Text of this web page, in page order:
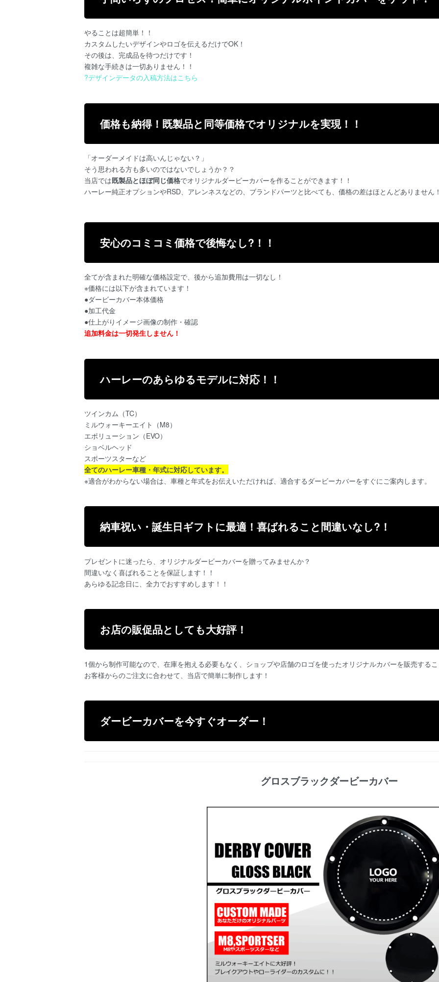
やることは超簡単！！
カスタムしたいデザインやロゴを伝えるだけでOK！
その後は、完成品を待つだけです！
複雑な手続きは一切ありません！！
?デザインデータの入稿方法はこちら
価格も納得！既製品と同等価格でオリジナルを実現！！
「オーダーメイドは高いんじゃない？」
そう思われる方も多いのではないでしょうか？？
当店では既製品とほぼ同じ価格でオリジナルダービーカバーを作ることができます！！
ハーレー純正オプションやRSD、アレンネスなどの、ブランドパーツと比べても、価格の差はほとんどありません
安心のコミコミ価格で後悔なし?！！
全てが含まれた明確な価格設定で、後から追加費用は一切なし！
※価格には以下が含まれています！
●ダービーカバー本体価格
●加工代金
●仕上がりイメージ画像の制作・確認
追加料金は一切発生しません！
ハーレーのあらゆるモデルに対応！！
ツインカム（TC）
ミルウォーキーエイト（M8）
エボリューション（EVO）
ショベルヘッド
スポーツスターなど
全てのハーレー車種・年式に対応しています。
※適合がわからない場合は、車種と年式をお伝えいただければ、適合するダービーカバーをすぐにご案内します。
納車祝い・誕生日ギフトに最適！喜ばれること間違いなし?！
プレゼントに迷ったら、オリジナルダービーカバーを贈ってみませんか？
間違いなく喜ばれることを保証します！！
あらゆる記念日に、全力でおすすめします！！
お店の販促品としても大好評！
1個から制作可能なので、在庫を抱える必要もなく、ショップや店舗のロゴを使ったオリジナルカバーを販売する
お客様からのご注文に合わせて、当店で簡単に制作します！
ダービーカバーを今すぐオーダー！
グロスブラックダービーカバー